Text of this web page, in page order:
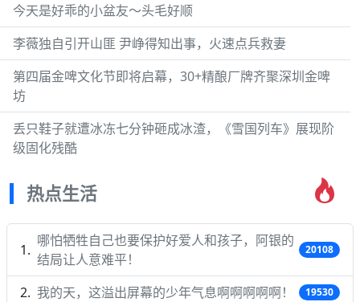
今天是好乖的小盆友～头毛好顺
李薇独自引开山匪 尹峥得知出事，火速点兵救妻
第四届金啤文化节即将启幕，30+精酿厂牌齐聚深圳金啤
坊
丢只鞋子就遭冰冻七分钟砸成冰渣，《雪国列车》展现阶
级固化残酷
热点生活
哪怕牺牲自己也要保护好爱人和孩子，阿银的
结局让人意难平！
20108
我的天，这溢出屏幕的少年气息啊啊啊啊啊！ 19530